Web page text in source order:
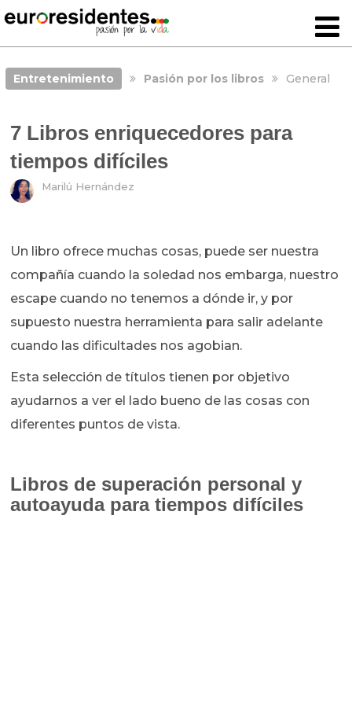
Entretenimiento Pasión por los libros General
7 Libros enriquecedores para
tiempos difíciles
Marilú Hernández
Un libro ofrece muchas cosas, puede ser nuestra
compañía cuando la soledad nos embarga, nuestro
escape cuando no tenemos a dónde ir, y por
supuesto nuestra herramienta para salir adelante
cuando las dificultades nos agobian.
Esta selección de títulos tienen por objetivo
ayudarnos a ver el lado bueno de las cosas con
diferentes puntos de vista.
Libros de superación personal y
autoayuda para tiempos difíciles